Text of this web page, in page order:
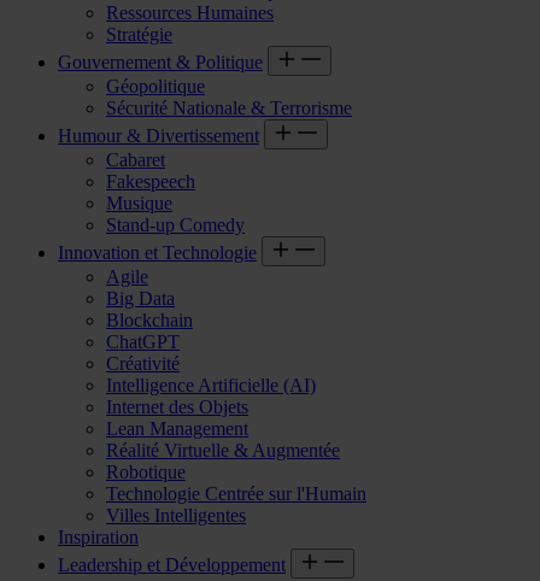
Ressources Humaines
Stratégie
Gouvernement & Politique
Géopolitique
Sécurité Nationale & Terrorisme
Humour & Divertissement
Cabaret
Fakespeech
Musique
Stand-up Comedy
Innovation et Technologie
Agile
Big Data
Blockchain
ChatGPT
Créativité
Intelligence Artificielle (AI)
Internet des Objets
Lean Management
Réalité Virtuelle & Augmentée
Robotique
Technologie Centrée sur l'Humain
Villes Intelligentes
Inspiration
Leadership et Développement